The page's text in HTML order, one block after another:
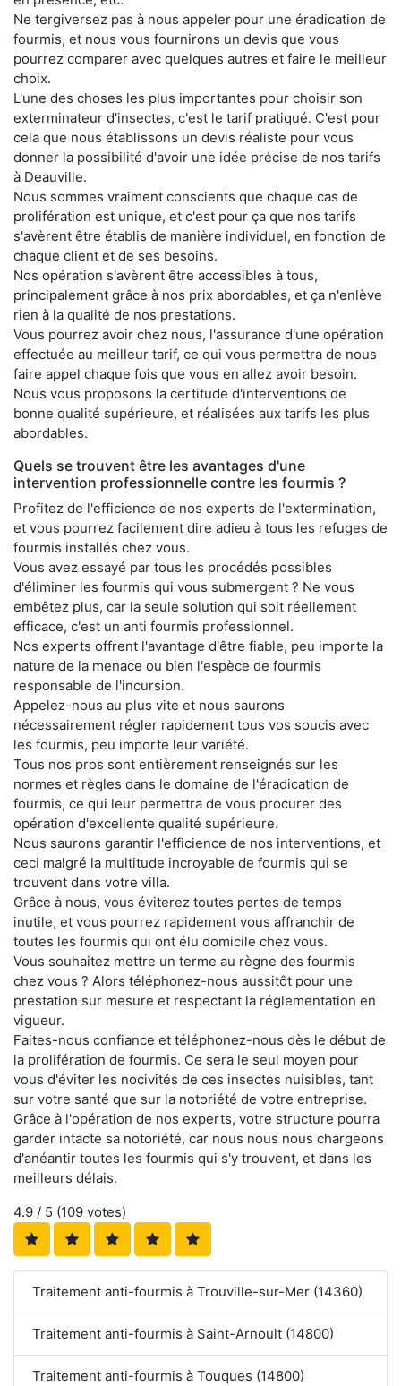
Ne tergiversez pas à nous appeler pour une éradication de
fourmis, et nous vous fournirons un devis que vous
pourrez comparer avec quelques autres et faire le meilleur
choix.
L'une des choses les plus importantes pour choisir son
exterminateur d'insectes, c'est le tarif pratiqué. C'est pour
cela que nous établissons un devis réaliste pour vous
donner la possibilité d'avoir une idée précise de nos tarifs
à Deauville.
Nous sommes vraiment conscients que chaque cas de
prolifération est unique, et c'est pour ça que nos tarifs
s'avèrent être établis de manière individuel, en fonction de
chaque client et de ses besoins.
Nos opération s'avèrent être accessibles à tous,
principalement grâce à nos prix abordables, et ça n'enlève
rien à la qualité de nos prestations.
Vous pourrez avoir chez nous, l'assurance d'une opération
effectuée au meilleur tarif, ce qui vous permettra de nous
faire appel chaque fois que vous en allez avoir besoin.
Nous vous proposons la certitude d'interventions de
bonne qualité supérieure, et réalisées aux tarifs les plus
abordables.
Quels se trouvent être les avantages d'une
intervention professionnelle contre les fourmis ?
Profitez de l'efficience de nos experts de l'extermination,
et vous pourrez facilement dire adieu à tous les refuges de
fourmis installés chez vous.
Vous avez essayé par tous les procédés possibles
d'éliminer les fourmis qui vous submergent ? Ne vous
embêtez plus, car la seule solution qui soit réellement
efficace, c'est un anti fourmis professionnel.
Nos experts offrent l'avantage d'être fiable, peu importe la
nature de la menace ou bien l'espèce de fourmis
responsable de l'incursion.
Appelez-nous au plus vite et nous saurons
nécessairement régler rapidement tous vos soucis avec
les fourmis, peu importe leur variété.
Tous nos pros sont entièrement renseignés sur les
normes et règles dans le domaine de l'éradication de
fourmis, ce qui leur permettra de vous procurer des
opération d'excellente qualité supérieure.
Nous saurons garantir l'efficience de nos interventions, et
ceci malgré la multitude incroyable de fourmis qui se
trouvent dans votre villa.
Grâce à nous, vous éviterez toutes pertes de temps
inutile, et vous pourrez rapidement vous affranchir de
toutes les fourmis qui ont élu domicile chez vous.
Vous souhaitez mettre un terme au règne des fourmis
chez vous ? Alors téléphonez-nous aussitôt pour une
prestation sur mesure et respectant la réglementation en
vigueur.
Faites-nous confiance et téléphonez-nous dès le début de
la prolifération de fourmis. Ce sera le seul moyen pour
vous d'éviter les nocivités de ces insectes nuisibles, tant
sur votre santé que sur la notoriété de votre entreprise.
Grâce à l'opération de nos experts, votre structure pourra
garder intacte sa notoriété, car nous nous nous chargeons
d'anéantir toutes les fourmis qui s'y trouvent, et dans les
meilleurs délais.
4.9 / 5 (109 votes)
Traitement anti-fourmis à Trouville-sur-Mer (14360)
Traitement anti-fourmis à Saint-Arnoult (14800)
Traitement anti-fourmis à Touques (14800)